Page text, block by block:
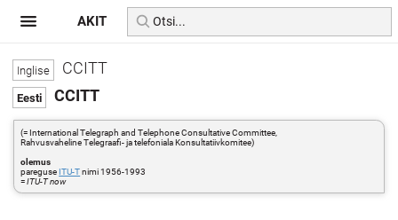
CCITT
CCITT
(= International Telegraph and Telephone Consultative Committee,
Rahvusvaheline Telegraafi- ja telefoniala Konsultatiivkomitee)
olemus
pareguse ITU-Tnimi 1956-1993
=ITU-T now
AKIT